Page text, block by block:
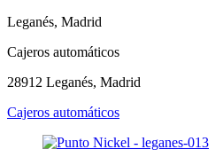
Leganés, Madrid
Cajeros automáticos
28912 Leganés, Madrid
Cajeros automáticos